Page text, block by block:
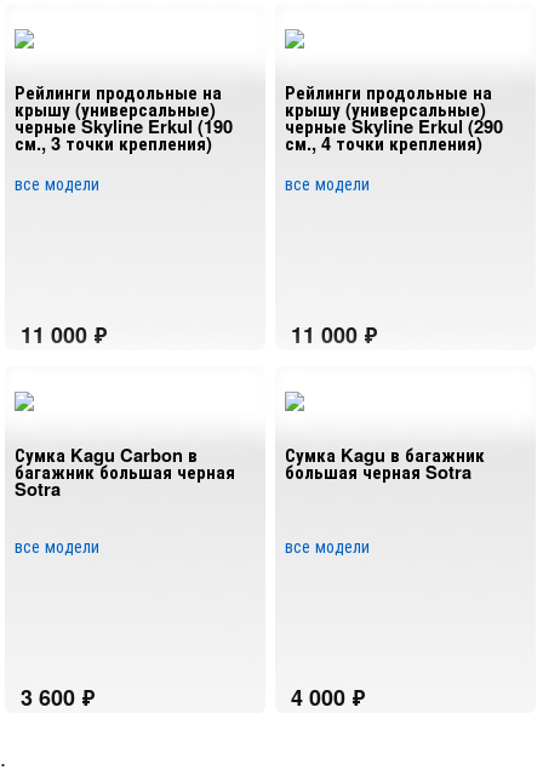
Рейлинги продольные на
крышу (универсальные)
черные Skyline Erkul (190
см., 3 точки крепления)
все модели
Рейлинги продольные на
крышу (универсальные)
черные Skyline Erkul (290
см., 4 точки крепления)
все модели
Сумка Kagu Carbon в
багажник большая черная
Sotra
все модели
Сумка Kagu в багажник
большая черная Sotra
все модели
.